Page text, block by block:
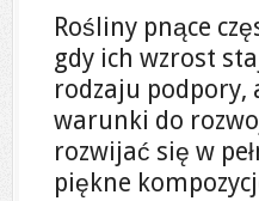
Rośliny pnące
gdy ich wzrost
rodzaju podpory,
warunki do
rozwijać się w
piękne